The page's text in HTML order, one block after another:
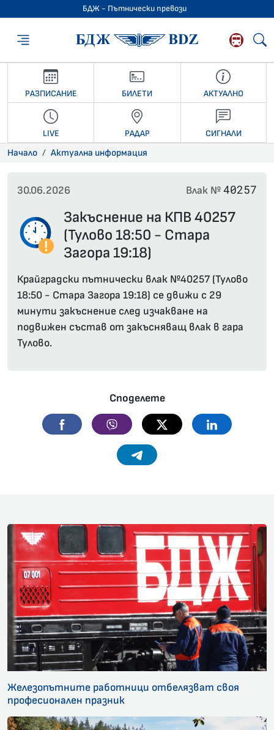
БДЖ - Пътнически превози
БДЖ -
РАЗПИСАНИЕ БИЛЕТИ АКТУАЛНО
LIVE РАДАР СИГНАЛИ
Начало Актуална информация
30.06.2026 Влак №40257
Закъснение на КПВ 40257
(Тулово 18:50 - Стара
Загора 19:18)
Крайградски пътнически влак №40257 (Тулово
18:50 - Стара Загора 19:18) се движи с 29
минути закъснение след изчакване на
подвижен състав от закъсняващ влак в гара
Тулово.
Споделете
Facebook Viber Twitter Linkedin
Telegram
Железопътните работници отбелязват своя
професионален празник